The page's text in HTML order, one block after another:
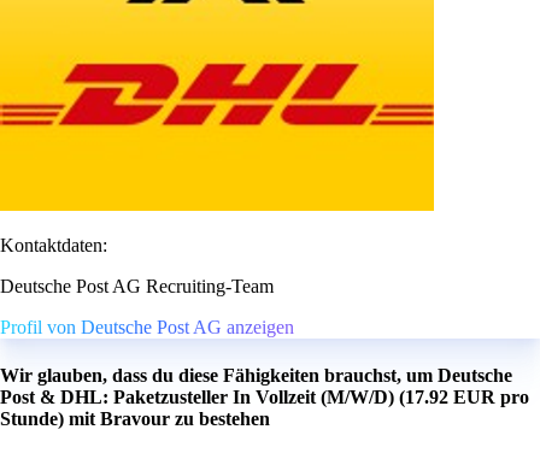
Kontaktdaten:
Deutsche Post AG Recruiting-Team
Profil von Deutsche Post AG anzeigen
Wir glauben, dass du diese Fähigkeiten brauchst, um Deutsche
Post & DHL: Paketzusteller In Vollzeit (M/W/D) (17.92 EUR pro
Stunde) mit Bravour zu bestehen